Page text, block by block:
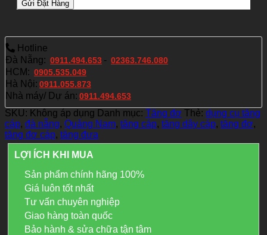
Hotline
Đà Nẵng: 0911.494.653 - 02363.746.080
HCM: 0905.535.049
Hà Nội: 0911.055.873
Nhà máy/ Dự án: 0911.494.653
SKU: Không áp dụng Danh mục: Tăng đơ Thẻ: dụng cụ tăng
cáp, đà nẵng, Quảng Nam, tăng cáp, tăng dây cáp, tăng đơ,
tăng đơ cáp, tăng đưa
LỢI ÍCH KHI MUA
Sản phẩm chính hãng 100%
Giá luôn tốt nhất
Tư vấn chuyên nghiệp
Giao hàng toàn quốc
Bảo hành & sửa chữa tận tâm